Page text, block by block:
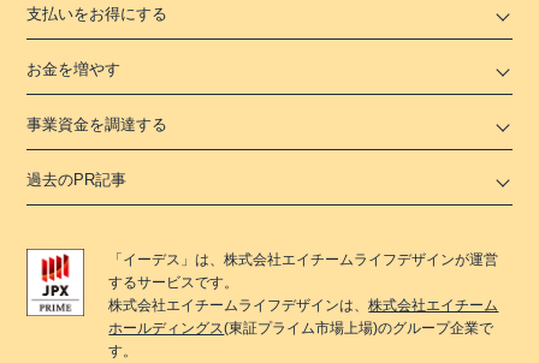
支払いをお得にする
お金を増やす
事業資金を調達する
過去のPR記事
「 イーデス 」は、株式会社エイチームライフデザインが運営
するサービスです。
株式会社エイチームライフデザインは、株式会社エイチーム
ホールディングス(東証プライム市場上場)のグループ企業で
す。